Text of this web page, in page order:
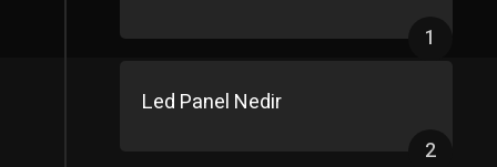
1
Led Panel Nedir
2